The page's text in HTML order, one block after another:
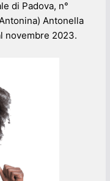
di Padova, n°
Antonella
novembre 2023.